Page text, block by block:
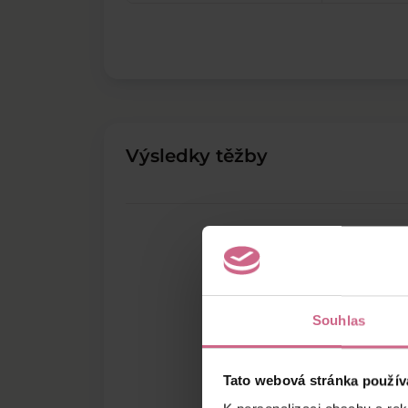
Souhlas
Tato webová stránka
Výsledky těžby